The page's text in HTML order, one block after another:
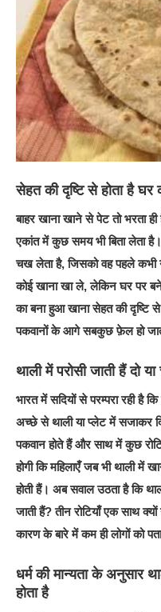
सेहत की दृष्टि से होता है घर
बाहर खाना खाने से पेट तो भरता
एकांत में कुछ समय भी बिता लेता
चख लेता है, जिसको वह पहले कभी
कोई खाना खा ले, लेकिन घर पर
का बना हुआ खाना सेहत की दृष्टि
पकवानों के आगे सबकुछ फ़ेल हो
थाली में परोसी जाती हैं दो या
भारत में सदियों से परम्परा रही है
अच्छे से थाली या प्लेट में सजाकर
पकवान होते हैं और साथ में कुछ
होगी कि महिलाएँ जब भी थाली में
होती हैं। अब सवाल उठता है कि
जाती हैं? तीन रोटियाँ एक साथ
कारण के बारे में कम ही लोगों को पता
धर्म की मान्यता के अनुसार
होता है